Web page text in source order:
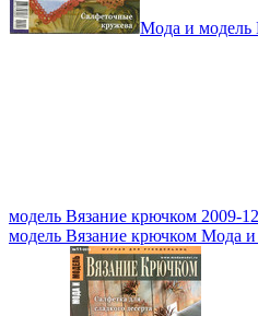
Мода и модель
модель Вязание крючком 2009-12
модель Вязание крючком Мода